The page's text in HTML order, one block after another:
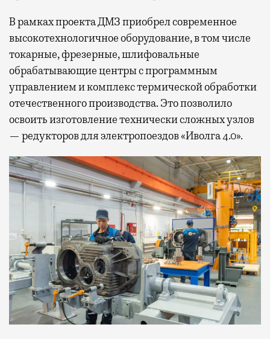
В рамках проекта ДМЗ приобрел современное
высокотехнологичное оборудование, в том числе
токарные, фрезерные, шлифовальные
обрабатывающие центры с программным
управлением и комплекс термической обработки
отечественного производства. Это позволило
освоить изготовление технически сложных узлов
— редукторов для электропоездов «Иволга 4.0».